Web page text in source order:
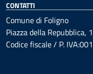
CONTATTI
Comune di Foligno
Piazza della Repubblica,
Codice fiscale / P.